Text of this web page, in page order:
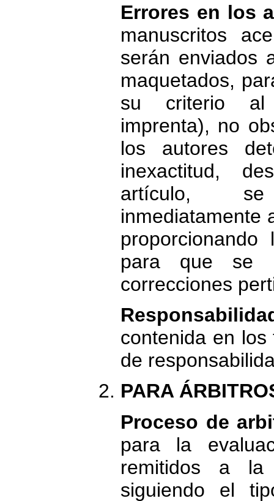
Errores en los
manuscritos
serán enviados
maquetados,
su criterio al
imprenta), no
los autores
inexactitud,
artículo,
inmediatamente
proporcionando
para que se
correcciones
contenida en
de
PARA
Proceso de
para la
remitidos a
siguiendo el